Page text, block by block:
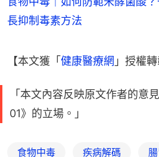
長抑制毒素方法
【本文獲「健康醫療網 」授權轉
「本文內容反映原文作者的意
01》的立場。」
食物中毒 疾病解碼